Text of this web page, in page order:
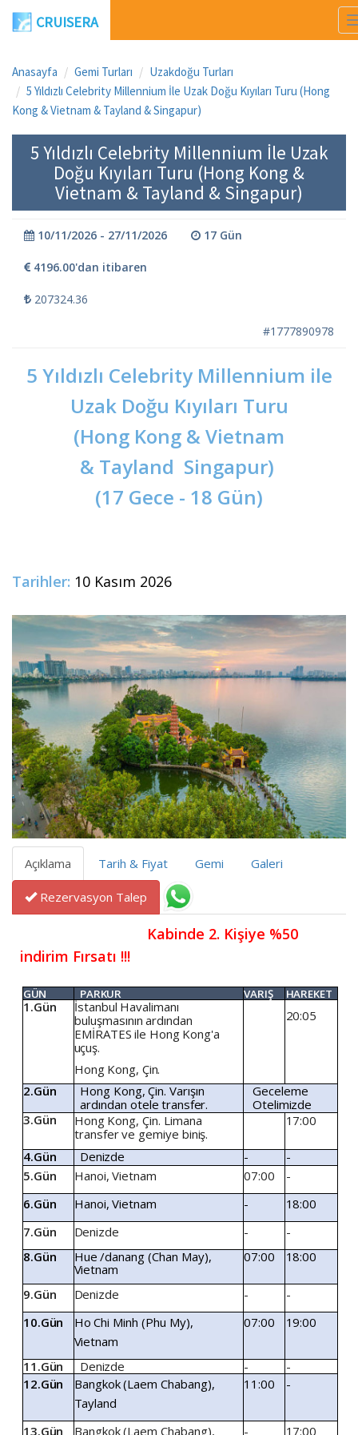
CRUISERA
Anasayfa Gemi Turları
Uzakdoğu Turları
5 Yıldızlı Celebrity Millennium İle Uzak Doğu Kıyıları Turu (Hong
Kong & Vietnam & Tayland & Singapur)
5 Yıldızlı Celebrity Millennium İle Uzak
Doğu Kıyıları Turu (Hong Kong &
Vietnam & Tayland & Singapur)
10/11/2026 - 27/11/2026 17 Gün
4196.00'dan itibaren
207324.36
#1777890978
5 Yıldızlı Celebrity Millennium ile
Uzak Doğu Kıyıları Turu
(Hong Kong & Vietnam
& Tayland Singapur)
(17 Gece - 18 Gün)
Tarihler: 10 Kasım 2026
Açıklama Tarih & Fiyat Gemi Galeri
Rezervasyon Talep
                               Kabinde 2. Kişiye %50
indirim Fırsatı !!!
GÜN PARKUR VARIŞ HAREKET
1.Gün İstanbul Havalimanı
buluşmasının ardından
EMİRATES ile Hong Kong'a
uçuş.
Hong Kong, Çin.
20:05
2.Gün Hong Kong, Çin. Varışın
ardından otele transfer.
Geceleme
Otelimizde
3.Gün
Hong Kong, Çin. Limana
transferve gemiye biniş.
17:00
4.Gün Denizde -
-
5.Gün
Hanoi, Vietnam 07:00
-
6.Gün
Hanoi, Vietnam -
18:00
7.Gün
Denizde -
-
8.Gün
Hue /danang (Chan May),
Vietnam
07:00 18:00
9.Gün Denizde -
-
10.Gün
Ho Chi Minh (Phu My),
Vietnam
07:00 19:00
11.Gün Denizde -
-
12.Gün
Bangkok(Laem Chabang),
Tayland
11:00 -
13.Gün Bangkok(Laem Chabang), - 17:00